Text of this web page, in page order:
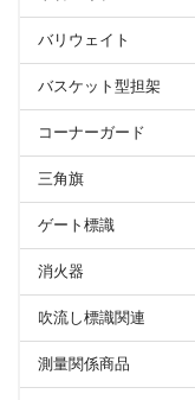
バリウェイト
バスケット型担架
コーナーガード
三角旗
ゲート標識
消火器
吹流し標識関連
測量関係商品